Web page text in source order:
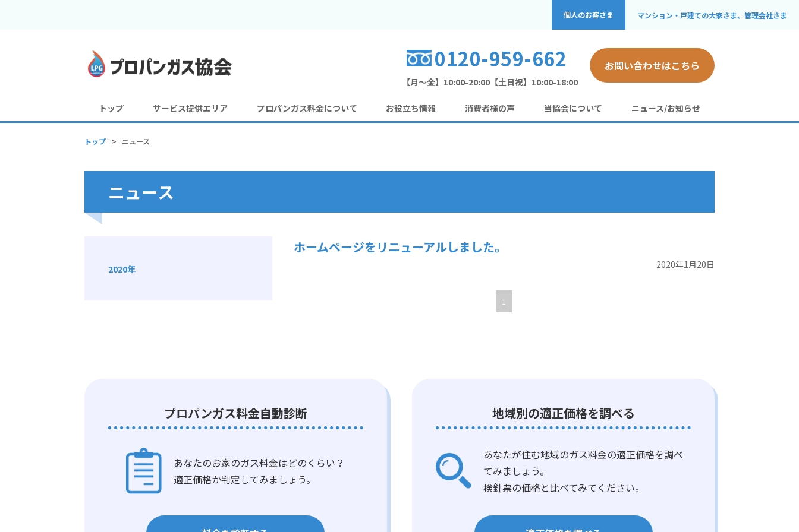
個人のお客さま マンション・戸建ての大家さま、管理会社さま
0120-959-662
【月～金】10:00-20:00 【土日祝】10:00-18:00
お問い合わせはこちら
トップ サービス提供エリア プロパンガス料金について お役立ち情報 消費者様の声 当協会について ニュース/お知らせ
トップ > ニュース
ニュース
2020年
ホームページをリニューアルしました。
2020年1月20日
1
プロパンガス料金自動診断
あなたのお家のガス料金はどのくらい？
適正価格か判定してみましょう。
地域別の適正価格を調べる
あなたが住む地域のガス料金の適正価格を調べ
てみましょう。
検針票の価格と比べてみてください。